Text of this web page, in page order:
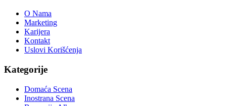
O Nama
Marketing
Karijera
Kontakt
Uslovi Korišćenja
Kategorije
Domaća Scena
Inostrana Scena